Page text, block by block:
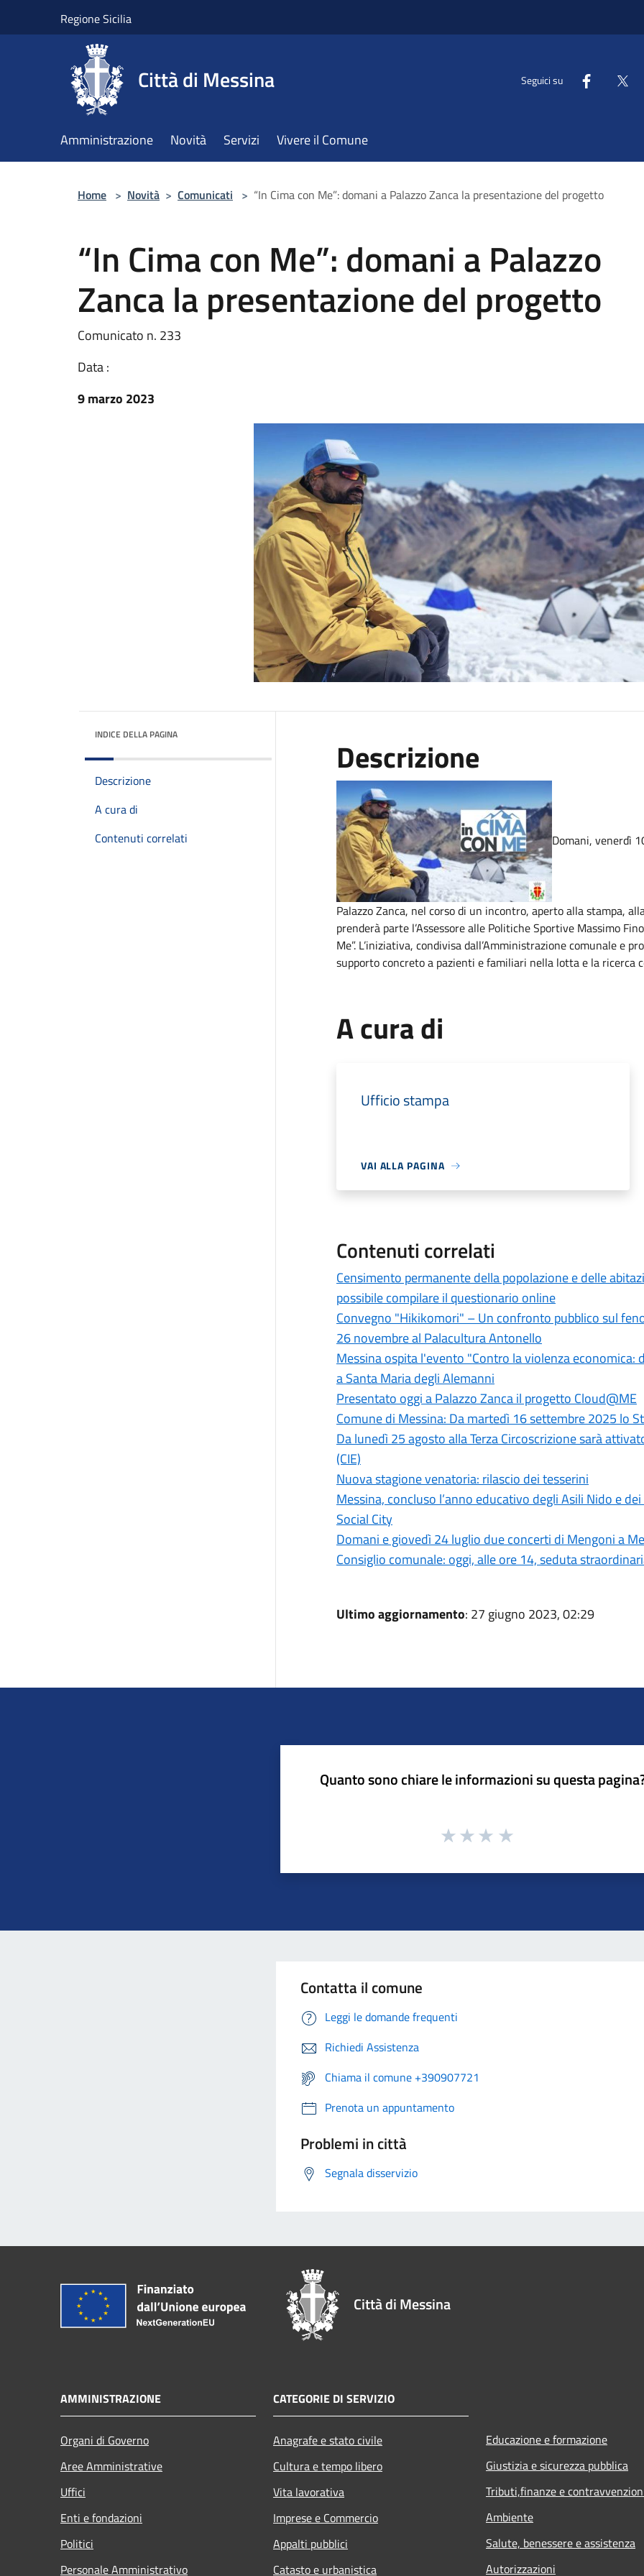
Regione Sicilia
Città di Messina Seguici su
Amministrazione Novità Servizi Vivere il Comune
Home > Novità > Comunicati > “In Cima con Me”: domani a Palazzo Zanca la presentazione del progetto
“In Cima con Me”: domani a Palazzo
Zanca la presentazione del progetto
Comunicato n. 233
Data :
9 marzo 2023
INDICE DELLA PAGINA
Descrizione
A cura di
Contenuti correlati
Descrizione
Domani, venerdì
Palazzo Zanca, nel corso di un incontro, aperto alla stampa,
prenderà parte l’Assessore alle Politiche Sportive Massimo
Me”. L’iniziativa, condivisa dall’Amministrazione comunale e
supporto concreto a pazienti e familiari nella lotta e la ricerca
A cura di
Ufficio stampa
VAI ALLA PAGINA
Contenuti correlati
Censimento permanente della popolazione e delle
possibile compilare il questionario online
Convegno "Hikikomori" – Un confronto pubblico sul
26 novembre al Palacultura Antonello
Messina ospita l'evento "Contro la violenza
a Santa Maria degli Alemanni
Presentato oggi a Palazzo Zanca il progetto Cloud@ME
Comune di Messina: Da martedì 16 settembre 2025 lo
Da lunedì 25 agosto alla Terza Circoscrizione sarà
(CIE)
Nuova stagione venatoria: rilascio dei tesserini
Messina, concluso l’anno educativo degli Asili Nido e
Social City
Domani e giovedì 24 luglio due concerti di Mengoni a
Consiglio comunale: oggi, alle ore 14, seduta
Ultimo aggiornamento: 27 giugno 2023, 02:29
Quanto sono chiare le informazioni su questa
Contatta il comune
Leggi le domande frequenti
Richiedi Assistenza
Chiama il comune +390907721
Prenota un appuntamento
Problemi in città
Segnala disservizio
Città di Messina
AMMINISTRAZIONE
Organi di Governo
Aree Amministrative
Uffici
Enti e fondazioni
Politici
Personale Amministrativo
CATEGORIE DI SERVIZIO
Anagrafe e stato civile
Cultura e tempo libero
Vita lavorativa
Imprese e Commercio
Appalti pubblici
Catasto e urbanistica
Educazione e formazione
Giustizia e sicurezza pubblica
Tributi,finanze e
Ambiente
Salute, benessere e assistenza
Autorizzazioni